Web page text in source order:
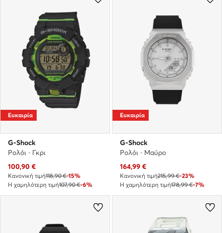
Ευκαιρία
G-Shock
Ρολόι · Γκρι
Τρέχουσα τιμή
100,90 €
Κανονική τιμή118,90 €-15%
Η χαμηλότερη τιμή107,90 €-6%
Ευκαιρία
G-Shock
Ρολόι · Μαύρο
Τρέχουσα τιμή
164,99 €
Κανονική τιμή215,99 €-23%
Η χαμηλότερη τιμή178,99 €-7%